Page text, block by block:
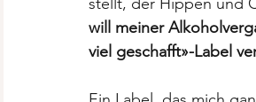
will meiner
viel geschafft»-Label